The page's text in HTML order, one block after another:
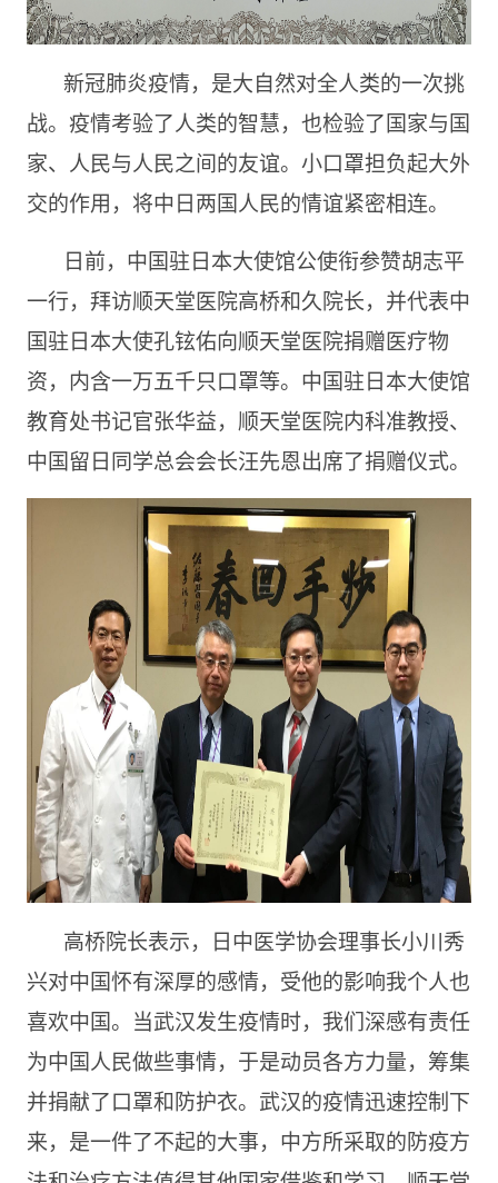
新冠肺炎疫情，是大自然对全人类的一次挑
战。疫情考验了人类的智慧，也检验了国家与国
家、人民与人民之间的友谊。小口罩担负起大外
交的作用，将中日两国人民的情谊紧密相连。
日前，中国驻日本大使馆公使衔参赞胡志平
一行，拜访顺天堂医院高桥和久院长，并代表中
国驻日本大使孔铉佑向顺天堂医院捐赠医疗物
资，内含一万五千只口罩等。中国驻日本大使馆
教育处书记官张华益，顺天堂医院内科准教授、
中国留日同学总会会长汪先恩出席了捐赠仪式。
高桥院长表示，日中医学协会理事长小川秀
兴对中国怀有深厚的感情，受他的影响我个人也
喜欢中国。当武汉发生疫情时，我们深感有责任
为中国人民做些事情，于是动员各方力量，筹集
并捐献了口罩和防护衣。武汉的疫情迅速控制下
来，是一件了不起的大事，中方所采取的防疫方